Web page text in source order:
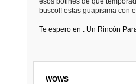
busco!! estas guapisima con
Te espero en : Un Rincón
WOWS